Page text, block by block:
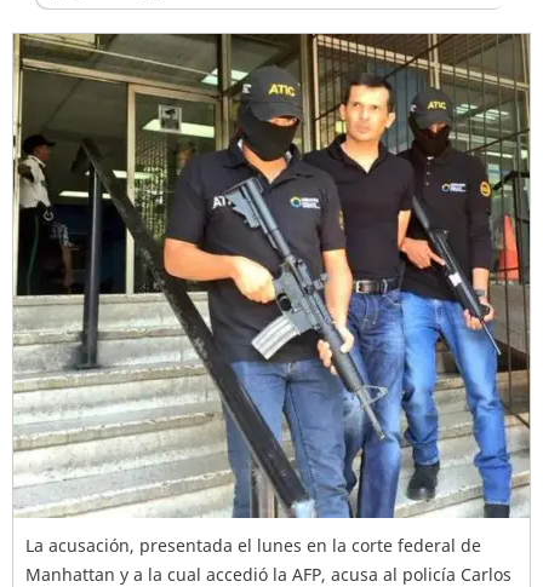
La acusación, presentada el lunes en la corte federal de
Manhattan y a la cual accedió la AFP, acusa al policía Carlos